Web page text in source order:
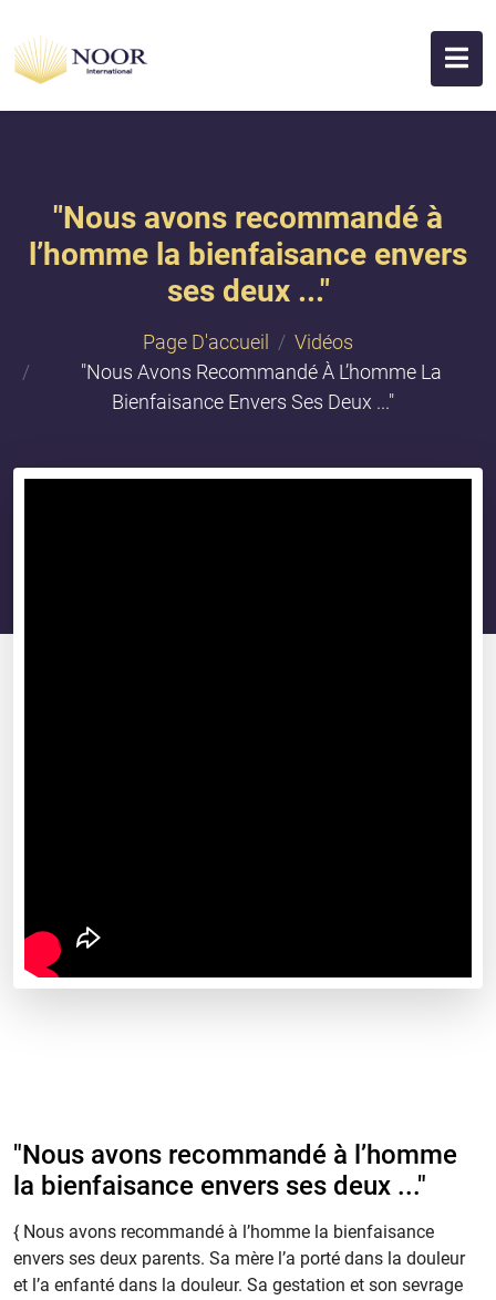
"Nous avons recommandé à
l’homme la bienfaisance envers
ses deux ..."
Page D'accueil
Vidéos
"Nous Avons Recommandé À L’homme La
Bienfaisance Envers Ses Deux ..."
"Nous avons recommandé à l’homme
la bienfaisance envers ses deux ..."
{ Nous avons recommandé à l’homme la bienfaisance
envers ses deux parents. Sa mère l’a porté dans la douleur
et l’a enfanté dans la douleur. Sa gestation et son sevrage